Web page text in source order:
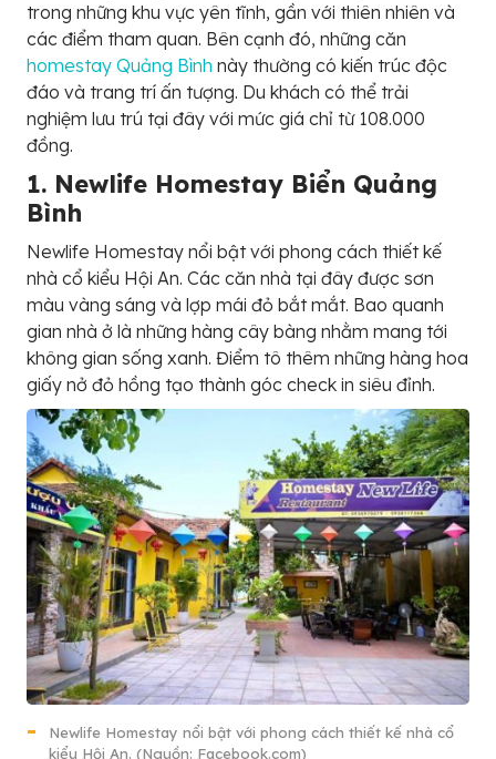
trong những khu vực yên tĩnh, gần với thiên nhiên và
các điểm tham quan. Bên cạnh đó, những căn
homestay Quảng Bình này thường có kiến trúc độc
đáo và trang trí ấn tượng. Du khách có thể trải
nghiệm lưu trú tại đây với mức giá chỉ từ 108.000
đồng.
1. Newlife Homestay Biển Quảng
Bình
Newlife Homestay nổi bật với phong cách thiết kế
nhà cổ kiểu Hội An. Các căn nhà tại đây được sơn
màu vàng sáng và lợp mái đỏ bắt mắt. Bao quanh
gian nhà ở là những hàng cây bàng nhằm mang tới
không gian sống xanh. Điểm tô thêm những hàng hoa
giấy nở đỏ hồng tạo thành góc check in siêu đỉnh.
Newlife Homestay nổi bật với phong cách thiết kế nhà cổ
kiểu Hội An. (Nguồn: Facebook.com)